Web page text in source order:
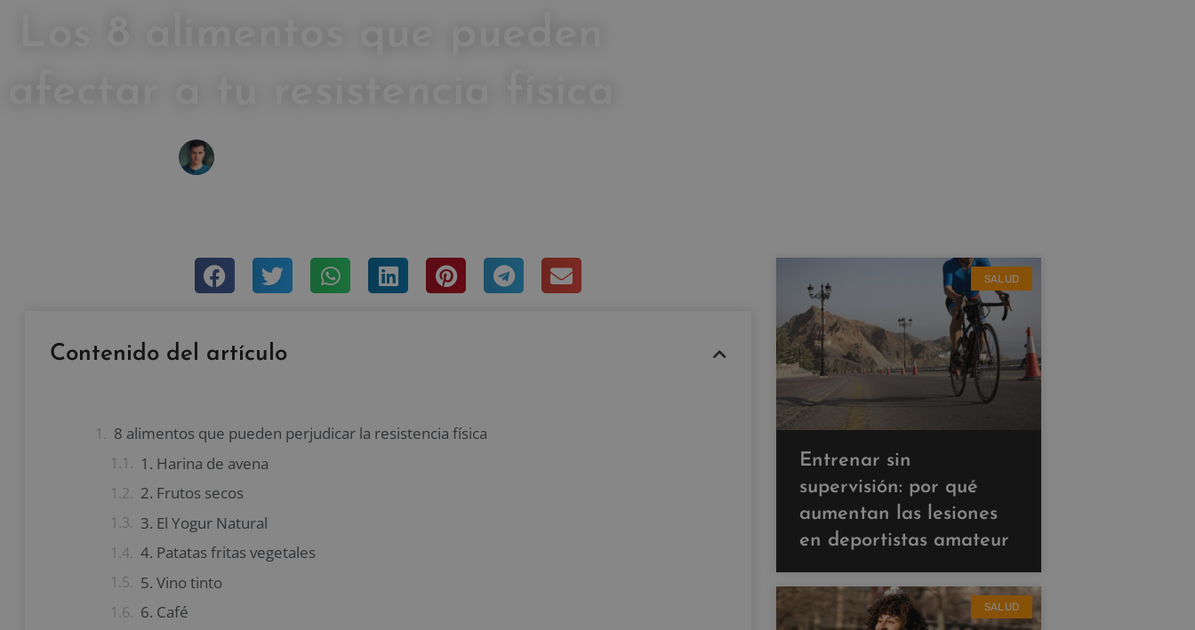
Contenido del artículo
8 alimentos que pueden perjudicar la resistencia física
1. Harina de avena
2. Frutos secos
3. El Yogur Natural
4. Patatas fritas vegetales
5. Vino tinto
6. Café
SALUD
Entrenar sin
supervisión: por qué
aumentan las lesiones
en deportistas amateur
SALUD